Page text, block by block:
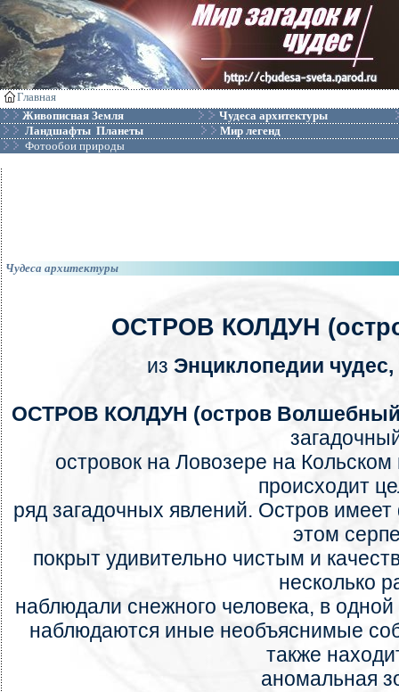
Главная
Живописная Земля
Чудеса архитектуры
Ландшафты Планеты
Мир легенд
Фотообои природы
Чудеса архитектуры
ОСТРОВ КОЛДУН
из Энциклопедии чудес,
ОСТРОВ КОЛДУН (остров
островок на Ловозере на
происходит
ряд загадочных явлений. Остров
этом
покрыт удивительно чистым и
несколько
наблюдали снежного человека, в одной
наблюдаются иные необъяснимые
также
аномальная